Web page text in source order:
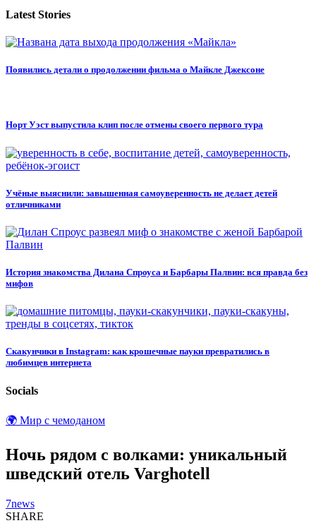
Latest Stories
Появились детали о продолжении фильма о Майкле Джексоне
Норт Уэст выпустила клип после отмены своего первого тура
Учёные выяснили: завышенная самоуверенность не делает детей
отличниками
История знакомства Дилана Спроуса и Барбары Палвин: вся правда без
мифов
Скакунчики в Instagram: как крошечные пауки превратились в
любимцев интернета
Socials
🌍 Мир с чемоданом
Ночь рядом с волками: уникальный
шведский отель Varghotell
7news
SHARE